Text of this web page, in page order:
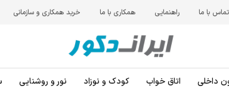
تماس با ما راهنمایی همکاری با ما خرید همکاری و سازمانی
داخلی اتاق خواب کودک و نوزاد نور و روشنایی